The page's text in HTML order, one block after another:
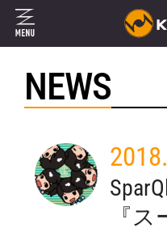
NEWS
『